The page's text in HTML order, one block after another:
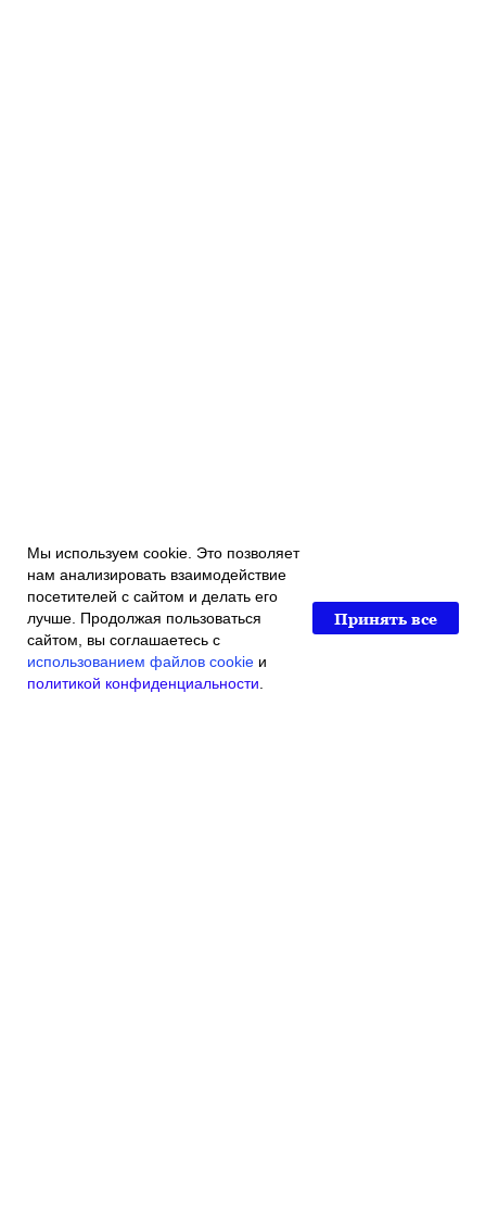
Главная Каталог магазина
Мы используем cookie. Это позволяет
нам анализировать взаимодействие
посетителей с сайтом и делать его
лучше. Продолжая пользоваться
сайтом, вы соглашаетесь с
использованием файлов cookie и
политикой конфиденциальности
Принять все